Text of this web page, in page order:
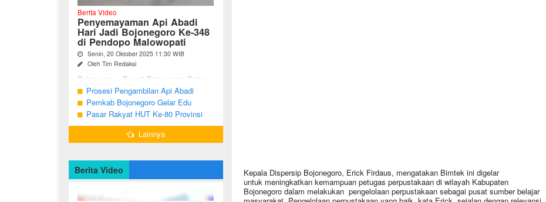
Kepala Dispersip Bojonegoro, Erick Firdaus, mengatakan Bimtek ini digelar
untuk meningkatkan kemampuan petugas perpustakaan di wilayah Kabupaten
Bojonegoro dalam melakukan pengelolaan perpustakaan sebagai pusat sumber belajar
Berita Video
Penyemayaman Api Abadi
Hari Jadi Bojonegoro Ke-348
di Pendopo Malowopati
Senin, 20 Oktober 2025 11:30 WIB
Oleh Tim Redaksi
Bojonegoro - Bupati Bojonegoro Setyo
Wahono, didampingi Wakil Bupati Nurul
Azizah dan Ketua DPRD Abdulloh
Umar, bersama jajaran Forkopimda
Bojonegoro ...
Prosesi Pengambilan Api Abadi
Peringatan Hari Jadi Bojonegoro Ke-
348
Pemkab Bojonegoro Gelar Edu
Champ dan Coaching Clinic Seni
Reog dan Jaranan
Pasar Rakyat HUT Ke-80 Provinsi
Jawa Timur di Bojonegoro
Lainnya
Berita Video